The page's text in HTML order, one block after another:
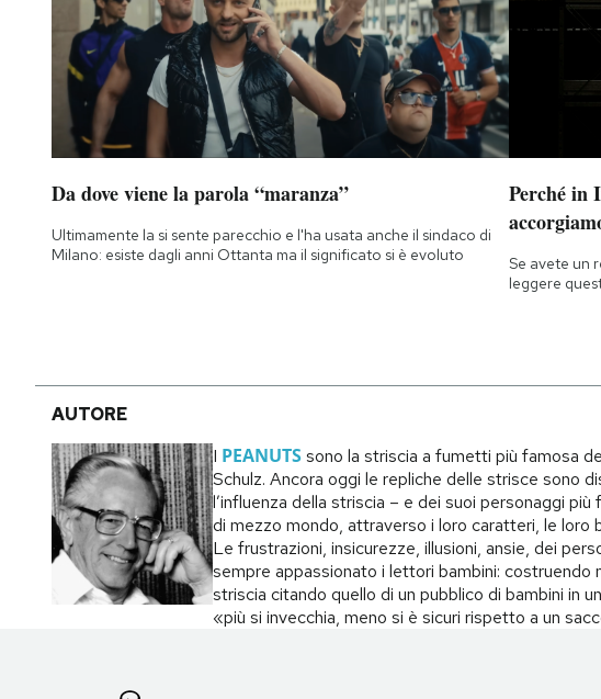
CALENDARIO
AREA PERSONALE
Newsletter
Notifiche mobile
Regala il Post
Da dove viene la parola “maranza”
Ultimamente la si sente parecchio e l'ha usata anche il sindaco di
Milano: esiste dagli anni Ottanta ma il significato si è evoluto
Perché in
Se avete un
leggere
AUTORE
I PEANUTSsono la striscia a fumetti più famosa
Schulz. Ancora oggi le repliche delle strisce sono
l’influenza della striscia – e dei suoi personaggi
di mezzo mondo, attraverso i loro caratteri, le loro
Le frustrazioni, insicurezze, illusioni, ansie, dei
sempre appassionato i lettori bambini:
striscia citando quello di un pubblico di bambini in
«più si invecchia, meno si è sicuri rispetto a un